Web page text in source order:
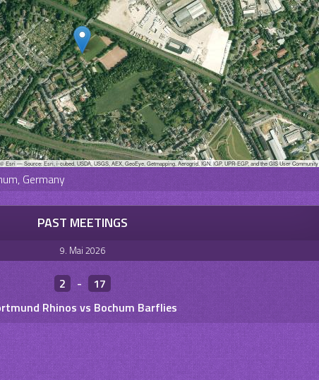
Esri — Source: Esri, i-cubed, USDA, USGS, AEX, GeoEye, Getmapping, Aerogrid, IGN, IGP, UPR-EGP, and the GIS User Community
Germany
PAST MEETINGS
9. Mai 2026
2 -
17
Rhinos vs Bochum Barflies